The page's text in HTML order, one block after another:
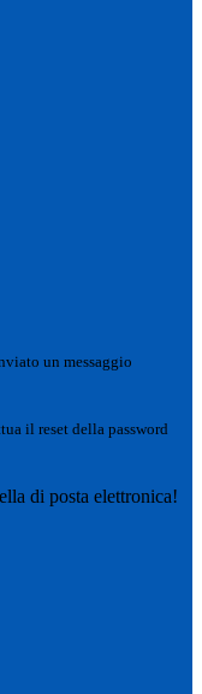
un messaggio
il reset della password
di posta elettronica!